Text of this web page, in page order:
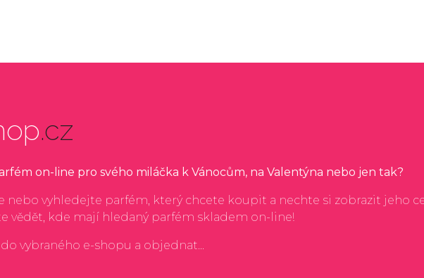
.cz
on-line pro svého miláčka k Vánocům, na Valentýna nebo jen tak?
nebo vyhledejte parfém, který chcete koupit a nechte si zobrazit jeho
vědět, kde mají hledaný parfém skladem on-line!
vybraného e-shopu a objednat...